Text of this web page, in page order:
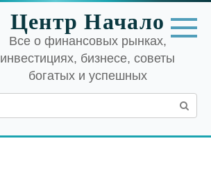
Центр Начало
Все о финансовых рынках,
инвестициях, бизнесе, советы
богатых и успешных